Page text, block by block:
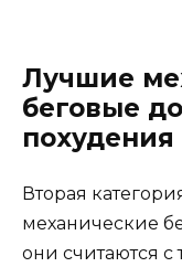
Лучшие
беговые
похудения
Вторая
механические
они считаются с